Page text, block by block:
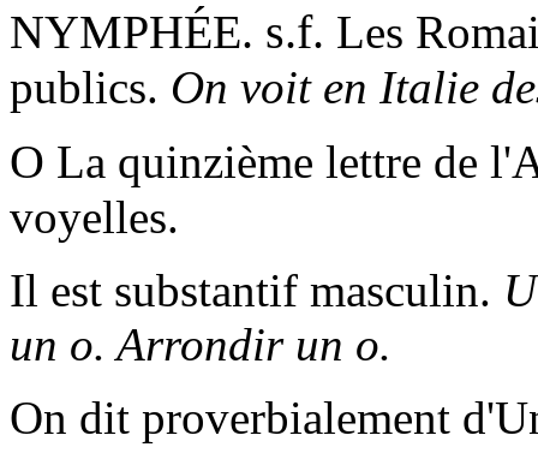
NYMPHÉE. s.f. Les
publics. On voit en Italie
O La quinzième lettre de
voyelles.
Il est substantif masculin.
un o. Arrondir un o.
On dit proverbialement